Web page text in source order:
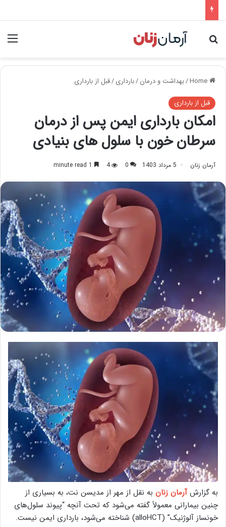
Search for
/بهداشت و درمان/بارداری/قبل از بارداری
قبل از بارداری
امکان بارداری ایمن پس از درمان
سرطان خون با سلول های بنیادی
آرمان زنان 5 مرداد 1403 0
4
به گزارشآرمان زنان به نقل از مهر از مدیسن نت، به بسیاری از
چنین بیمارانی معمولاً گفته می‌شود که تحت آنچه “پیوند سلول‌های
خونساز آلوژنیک” (alloHCT) شناخته می‌شود، بارداری ایمن نیست.